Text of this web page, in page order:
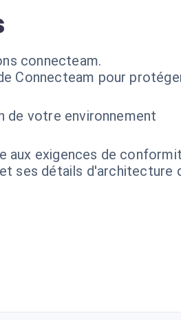
connecteam.
Connecteam pour
de votre environnement
aux exigences de
et ses détails d'architecture